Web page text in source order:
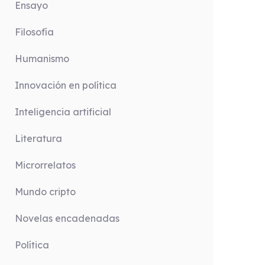
Ensayo
Filosofía
Humanismo
Innovación en política
Inteligencia artificial
Literatura
Microrrelatos
Mundo cripto
Novelas encadenadas
Política